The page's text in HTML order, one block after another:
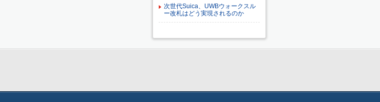
次世代Suica、UWBウォークスル
ー改札はどう実現されるのか